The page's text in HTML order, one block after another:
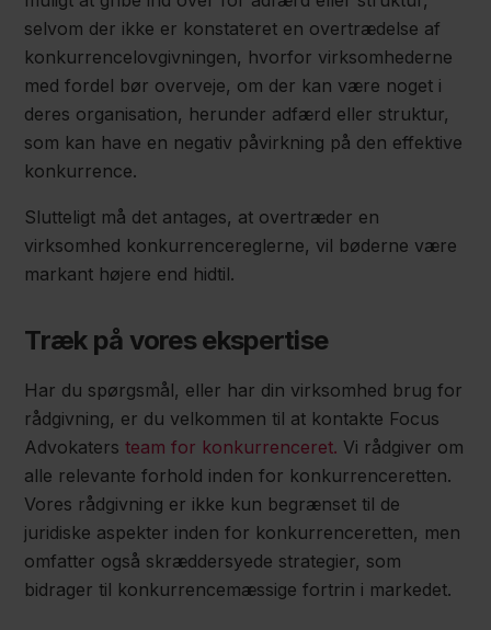
selvom der ikke er konstateret en overtrædelse af
konkurrencelovgivningen, hvorfor virksomhederne
med fordel bør overveje, om der kan være noget i
deres organisation, herunder adfærd eller struktur,
som kan have en negativ påvirkning på den effektive
konkurrence.
Slutteligt må det antages, at overtræder en
virksomhed konkurrencereglerne, vil bøderne være
markant højere end hidtil.
Træk på vores ekspertise
Har du spørgsmål, eller har din virksomhed brug for
rådgivning, er du velkommen til at kontakte Focus
Advokatersteam for konkurrenceret. Vi rådgiver om
alle relevante forhold inden for konkurrenceretten.
Vores rådgivning er ikke kun begrænset til de
juridiske aspekter inden for konkurrenceretten, men
omfatter også skræddersyede strategier, som
bidrager til konkurrencemæssige fortrin i markedet.